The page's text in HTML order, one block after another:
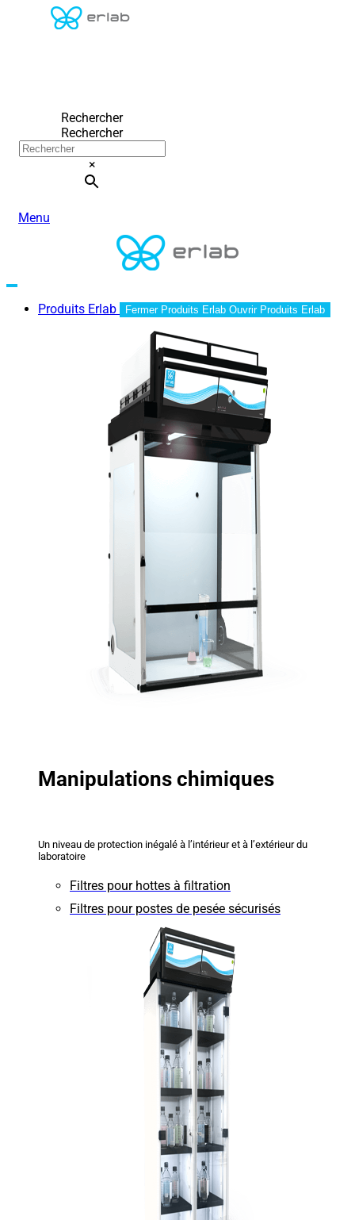
Rechercher
Rechercher
×
Menu
Produits Erlab Fermer Produits Erlab Ouvrir Produits Erlab
Manipulations chimiques
Un niveau de protection inégalé à l’intérieur et à l’extérieur du
laboratoire
Filtres pour hottes à filtration
Filtres pour postes de pesée sécurisés